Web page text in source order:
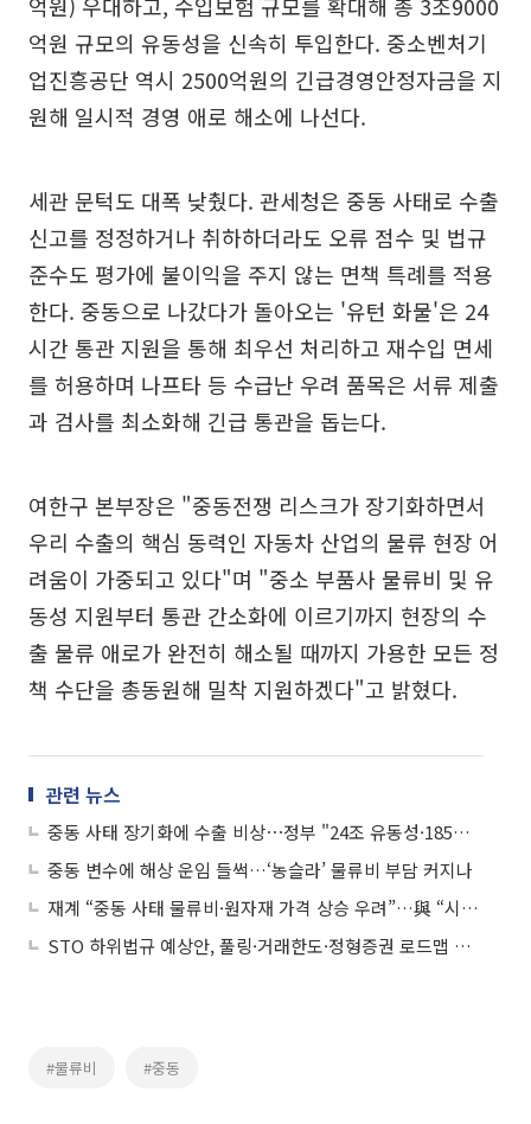
억원) 우대하고, 수입보험 규모를 확대해 총 3조9000
억원 규모의 유동성을 신속히 투입한다. 중소벤처기
업진흥공단 역시 2500억원의 긴급경영안정자금을 지
원해 일시적 경영 애로 해소에 나선다.
세관 문턱도 대폭 낮췄다. 관세청은 중동 사태로 수출
신고를 정정하거나 취하하더라도 오류 점수 및 법규
준수도 평가에 불이익을 주지 않는 면책 특례를 적용
한다. 중동으로 나갔다가 돌아오는 '유턴 화물'은 24
시간 통관 지원을 통해 최우선 처리하고 재수입 면세
를 허용하며 나프타 등 수급난 우려 품목은 서류 제출
과 검사를 최소화해 긴급 통관을 돕는다.
여한구 본부장은 "중동전쟁 리스크가 장기화하면서
우리 수출의 핵심 동력인 자동차 산업의 물류 현장 어
려움이 가중되고 있다"며 "중소 부품사 물류비 및 유
동성 지원부터 통관 간소화에 이르기까지 현장의 수
출 물류 애로가 완전히 해소될 때까지 가용한 모든 정
책 수단을 총동원해 밀착 지원하겠다"고 밝혔다.
관련 뉴스
중동 사태 장기화에 수출 비상⋯정부 "24조 유동성·185억 물류비 신속 집행"
중동 변수에 해상 운임 들썩…‘농슬라’ 물류비 부담 커지나
재계 “중동 사태 물류비·원자재 가격 상승 우려”…與 “시장안정 조치·지원책 마련”
STO 하위법규 예상안, 풀링·거래한도·정형증권 로드맵 제시
#물류비 #중동